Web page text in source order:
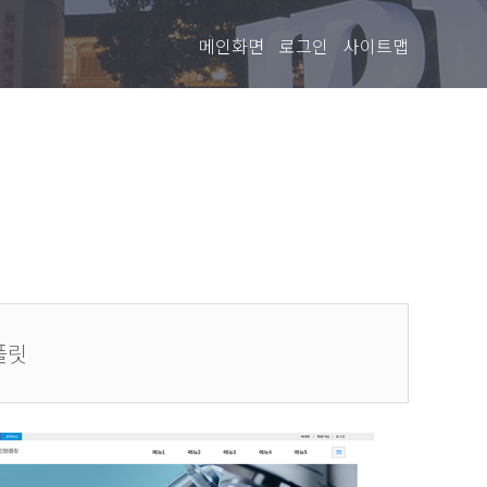
메인화면 로그인 사이트맵